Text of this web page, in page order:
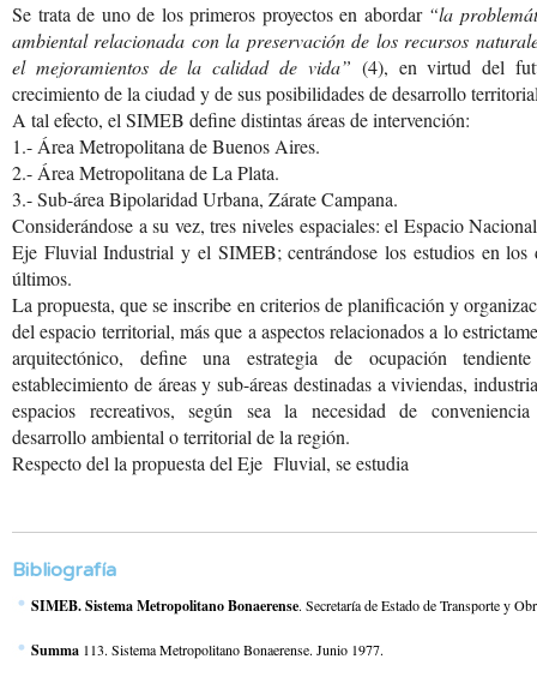
Se trata de uno de los primeros proyectos en abordar “la
ambiental relacionada con la preservación de los recursos
el mejoramientos de la calidad de vida” (4), en virtud del
crecimiento de la ciudad y de sus posibilidades de desarrollo
A tal efecto, el SIMEB define distintas áreas de intervención:
1.- Área Metropolitana de Buenos Aires.
2.- Área Metropolitana de La Plata.
3.- Sub-área Bipolaridad Urbana, Zárate Campana.
Considerándose a su vez, tres niveles espaciales: el Espacio
Eje Fluvial Industrial y el SIMEB; centrándose los estudios en los
últimos.
La propuesta, que se inscribe en criterios de planificación y
del espacio territorial, más que a aspectos relacionados a lo
arquitectónico, define una estrategia de ocupación
establecimiento de áreas y sub-áreas destinadas a viviendas,
espacios recreativos, según sea la necesidad de
desarrollo ambiental o territorial de la región.
Respecto del la propuesta del Eje Fluvial, se estudia
Bibliografía
SIMEB. Sistema Metropolitano Bonaerense. Secretaría de Estado de Transporte y
Summa 113. Sistema Metropolitano Bonaerense. Junio 1977.